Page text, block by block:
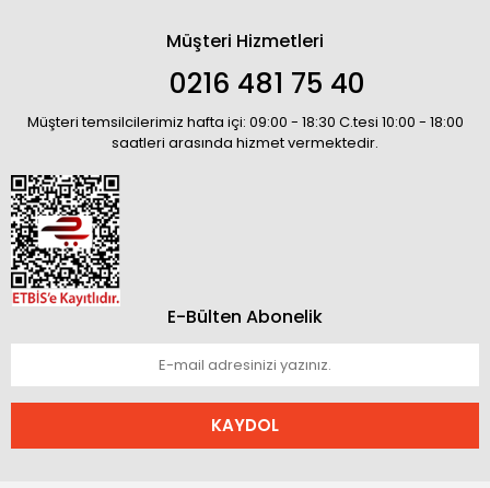
Müşteri Hizmetleri
0216 481 75 40
Müşteri temsilcilerimiz hafta içi: 09:00 - 18:30 C.tesi 10:00 - 18:00
saatleri arasında hizmet vermektedir.
E-Bülten Abonelik
KAYDOL